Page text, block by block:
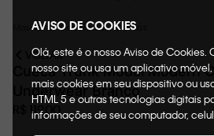
AVISO DE COOKIES
Olá, este é o nosso Aviso de Cookies.
nosso site ou usa um aplicativo
mais cookies em seu dispositivo ou
HTML 5 e outras tecnologias digitais
informações de seu computador,
Masculino Underwear Cuecas
VOLTAR
Cueca Trunk Modal Modern
Underwear Branco
119,00